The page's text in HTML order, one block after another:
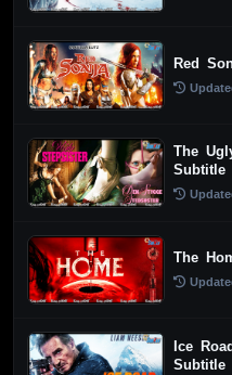
Red
The
Subtitle
The
Ice
Subtitle